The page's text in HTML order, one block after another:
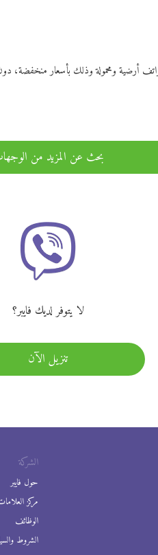
هواتف أرضية ومحمولة وذلك بأسعار
بحث عن المزيد من
لا يتوفر لديك فايبر؟
تنزيل الآن
الشركة
حول فايبر
مركز
الوظائف
الشروط